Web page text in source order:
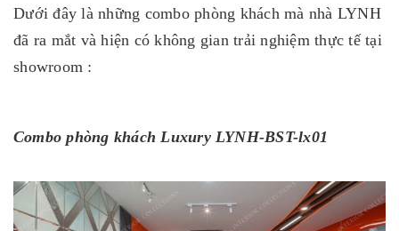
Dưới đây là những combo phòng khách mà nhà LYNH
đã ra mắt và hiện có không gian trải nghiệm thực tế tại
showroom :
Combo phòng khách Luxury LYNH-BST-lx01